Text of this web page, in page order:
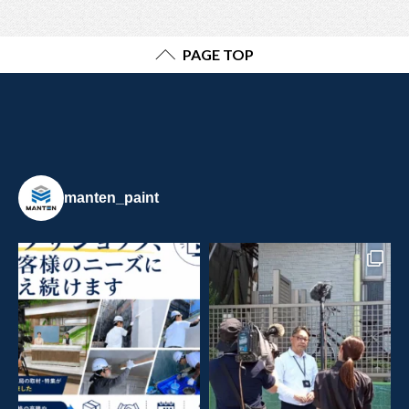
PAGE TOP
manten_paint